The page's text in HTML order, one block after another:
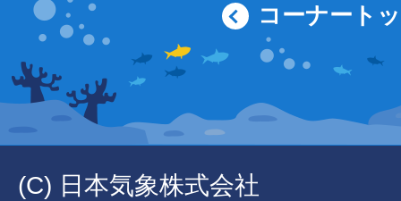
コーナート
(C) 日本気象株式会社